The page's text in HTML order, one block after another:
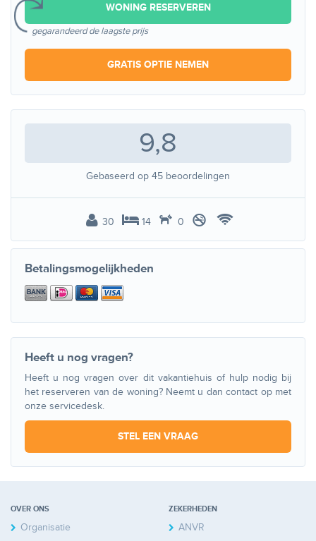
WONING RESERVEREN
gegarandeerd de laagste prijs
GRATIS OPTIE NEMEN
9,8
Gebaseerd op 45 beoordelingen
30 14 0
Betalingsmogelijkheden
Heeft u nog vragen?
Heeft u nog vragen over dit vakantiehuis of hulp nodig bij
het reserveren van de woning? Neemt u dan contact op met
onze servicedesk.
STEL EEN VRAAG
OVER ONS
Organisatie
ZEKERHEDEN
ANVR